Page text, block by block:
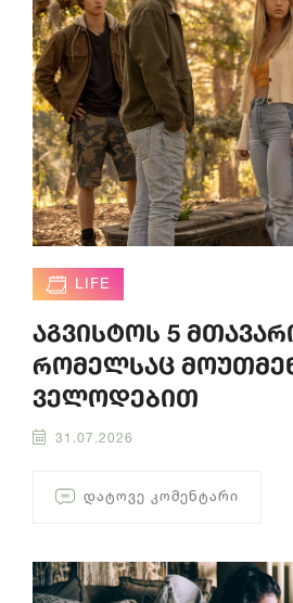
LIFE
აგვისტოს 5
რომელსაც
ველოდებით
31.07.2026
ᲓᲐᲢᲝᲕᲔ ᲙᲝᲛᲔᲜᲢᲐᲠᲘ